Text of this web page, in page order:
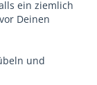
ein ziemlich
Deinen
und